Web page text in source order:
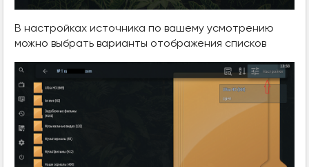
В настройках источника по вашему усмотрению
можно выбрать варианты отображения списков